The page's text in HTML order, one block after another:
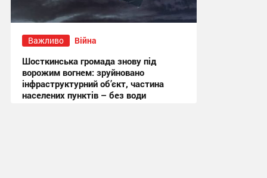
Важливо Війна
Шосткинська громада знову під
ворожим вогнем: зруйновано
інфраструктурний об’єкт, частина
населених пунктів – без води